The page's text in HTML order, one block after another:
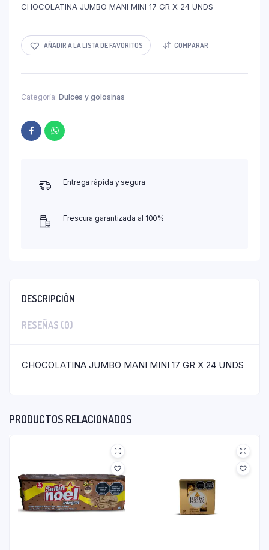
CHOCOLATINA JUMBO MANI MINI 17 GR X 24 UNDS
AÑADIR A LA LISTA DE FAVORITOS COMPARAR
Categoría: Dulces y golosinas
Entrega rápida y segura
Frescura garantizada al 100%
DESCRIPCIÓN
RESEÑAS (0)
CHOCOLATINA JUMBO MANI MINI 17 GR X 24 UNDS
PRODUCTOS RELACIONADOS